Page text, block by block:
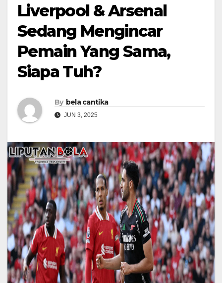
Liverpool & Arsenal
Sedang Mengincar
Pemain Yang Sama,
Siapa Tuh?
By bela cantika
JUN 3, 2025